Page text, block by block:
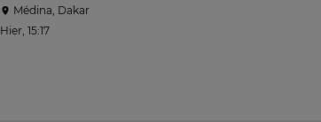
Médina, Dakar
Hier, 15:17